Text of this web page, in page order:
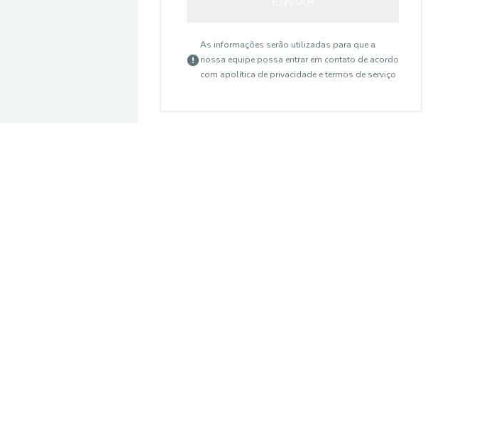
As informações serão utilizadas para que a
nossa equipe possa entrar em contato de acordo
com apolítica de privacidade e termos de serviço